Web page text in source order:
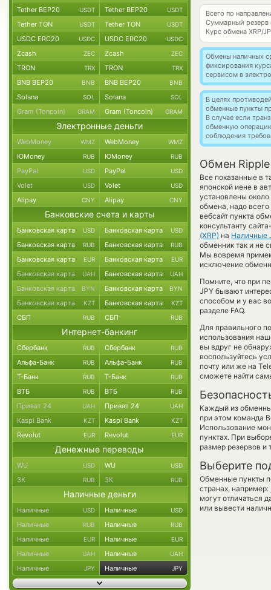
Всего по
Суммарный резерв
Курс обмена XRP/
Обмены наличных
фиксирования
сервисом в
В целях
обменные пункты
В случае если
обменную
соблюдения
Обмен
Все показанные в
японской иене в
установлены
обмена, надо
вебсайт пункта
консультанту
(XRP) на Наличные
обменник так и не
Мы вовремя
исключение
Помните, что при
JPY бывают
способом и у вас
разделе FAQ.
Для правильного
использования
вы вдруг не
воспользуйтесь
почту или же на
сможете найти
Каждый из
при этом команда
Использование
пунктах. При
размер резервов и
Выберите
Обменные пункты
странах, например:
могут отличаться
или вывести
Tether BEP20 USDT Tether BEP20 USDT
Tether TON USDT Tether TON USDT
USDC ERC20 USDC USDC ERC20 USDC
Zcash ZEC Zcash ZEC
TRON TRX TRON TRX
BNB BEP20 BNB BNB BEP20 BNB
Solana SOL Solana SOL
Gram (Toncoin) GRAM Gram (Toncoin) GRAM
Электронные деньги
WebMoney WMZ WebMoney WMZ
ЮMoney RUB ЮMoney RUB
PayPal USD PayPal USD
Volet USD Volet USD
Alipay CNY Alipay CNY
Банковские счета и карты
Банковская карта USD Банковская карта USD
Банковская карта RUB Банковская карта RUB
Банковская карта EUR Банковская карта EUR
Банковская карта UAH Банковская карта UAH
Банковская карта BYN Банковская карта BYN
Банковская карта KZT Банковская карта KZT
СБП RUB СБП RUB
Интернет-банкинг
Сбербанк RUB Сбербанк RUB
Альфа-Банк RUB Альфа-Банк RUB
Т-Банк RUB Т-Банк RUB
ВТБ RUB ВТБ RUB
Приват 24 UAH Приват 24 UAH
Kaspi Bank KZT Kaspi Bank KZT
Revolut EUR Revolut EUR
Денежные переводы
WU USD WU USD
ЗК RUB ЗК RUB
Наличные деньги
Наличные USD Наличные USD
Наличные RUB Наличные RUB
Наличные EUR Наличные EUR
Наличные UAH Наличные UAH
Наличные JPY Наличные JPY